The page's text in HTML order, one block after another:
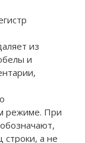
из
и
режиме. При
обозначают,
строки, а не